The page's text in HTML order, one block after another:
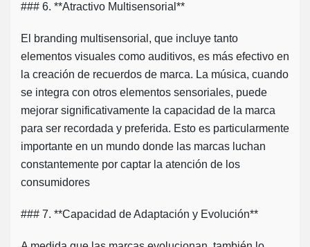
### 6. **Atractivo Multisensorial**
El branding multisensorial, que incluye tanto
elementos visuales como auditivos, es más efectivo en
la creación de recuerdos de marca. La música, cuando
se integra con otros elementos sensoriales, puede
mejorar significativamente la capacidad de la marca
para ser recordada y preferida. Esto es particularmente
importante en un mundo donde las marcas luchan
constantemente por captar la atención de los
consumidores
### 7. **Capacidad de Adaptación y Evolución**